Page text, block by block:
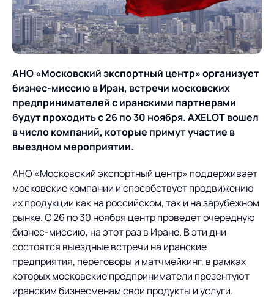
О компании
ИТ-аккредитация
Карьера
Партнеры
Импортозамещение
Продукты
поставок
Управление складами
Управление перевозками
и транспортным парком
Интегрированное
планирование
Управление
контейнерным
поставок
Управление двором
Логистический
Роботизация
Оборудование для склада
AXELOT AI
Логистический
консалтинг
Автоматизация
процессов
Техническое оснащение
Постпроектное
сопровождение
Нетворкинг и обмен
опытом вместе с AXELOT
Облачные сервисы
компетенций
Пресс-центр
Новости
СМИ о нас
Проекты
Проекты
Контакты
Контакты
Академия
Предложение для
учебных заведений
База знаний
АНО «Московский экспортный центр» организует
бизнес-миссию в Иран, встречи московских
предпринимателей с иранскими партнерами
будут проходить с 26 по 30 ноября. AXELOT вошел
в число компаний, которые примут участие в
выездном мероприятии.
АНО «Московский экспортный центр» поддерживает
московские компании и способствует продвижению
их продукции как на российском, так и на зарубежном
рынке. С 26 по 30 ноября центр проведет очередную
бизнес-миссию, на этот раз в Иране. В эти дни
состоятся выездные встречи на иранские
предприятия, переговоры и матчмейкинг, в рамках
которых московские предприниматели презентуют
иранским бизнесменам свои продукты и услуги.